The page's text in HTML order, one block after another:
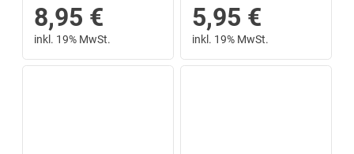
8,95 €
inkl. 19% MwSt.
5,95 €
inkl. 19% MwSt.